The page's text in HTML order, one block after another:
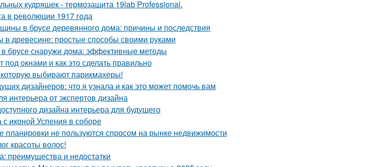
кудряшек - термозащита 19lab Professional.
в революции 1917 года
в брусе деревянного дома: причины и последствия
в древесине: простые способы своими руками
в брусе снаружи дома: эффективные методы
под окнами и как это сделать правильно
выбирают парикмахеры!
дизайнеров: что я узнала и как это может помочь вам
интерьера от экспертов дизайна
дизайна интерьера для будущего
с иконой Успения в соборе
планировки не пользуются спросом на рынке недвижимости
красоты волос!
преимущества и недостатки